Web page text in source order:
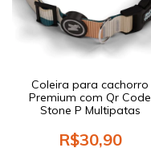
Coleira para cachorro
Premium com Qr Code
Stone P Multipatas
R$30,90